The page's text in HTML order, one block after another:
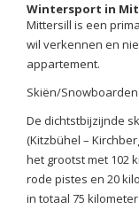
Wintersport in
Mittersill is een
wil verkennen en
appartement.
Skiën/Snowboarden
De dichtstbijzijnde
(Kitzbühel –
het grootst met 102
rode pistes en 20
in totaal 75